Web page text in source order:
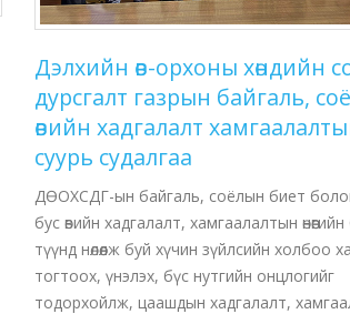
Дэлхийн өв-орхоны хөндийн
дурсгалт газрын байгаль,
өвийн хадгалалт
суурь судалгаа
ДӨОХСДГ-ын байгаль, соёлын биет
бус өвийн хадгалалт, хамгаалалтын
түүнд нөлөөлж буй хүчин зүйлсийн холбоо
тогтоох, үнэлэх, бүс нутгийн онцлогийг
тодорхойлж, цаашдын хадгалалт,